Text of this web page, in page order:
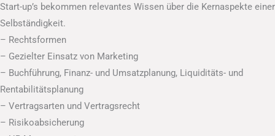
Start-up’s bekommen relevantes Wissen über die Kernaspekte einer
Selbständigkeit.
– Rechtsformen
– Gezielter Einsatz von Marketing
– Buchführung, Finanz- und Umsatzplanung, Liquiditäts- und
Rentabilitätsplanung
– Vertragsarten und Vertragsrecht
– Risikoabsicherung